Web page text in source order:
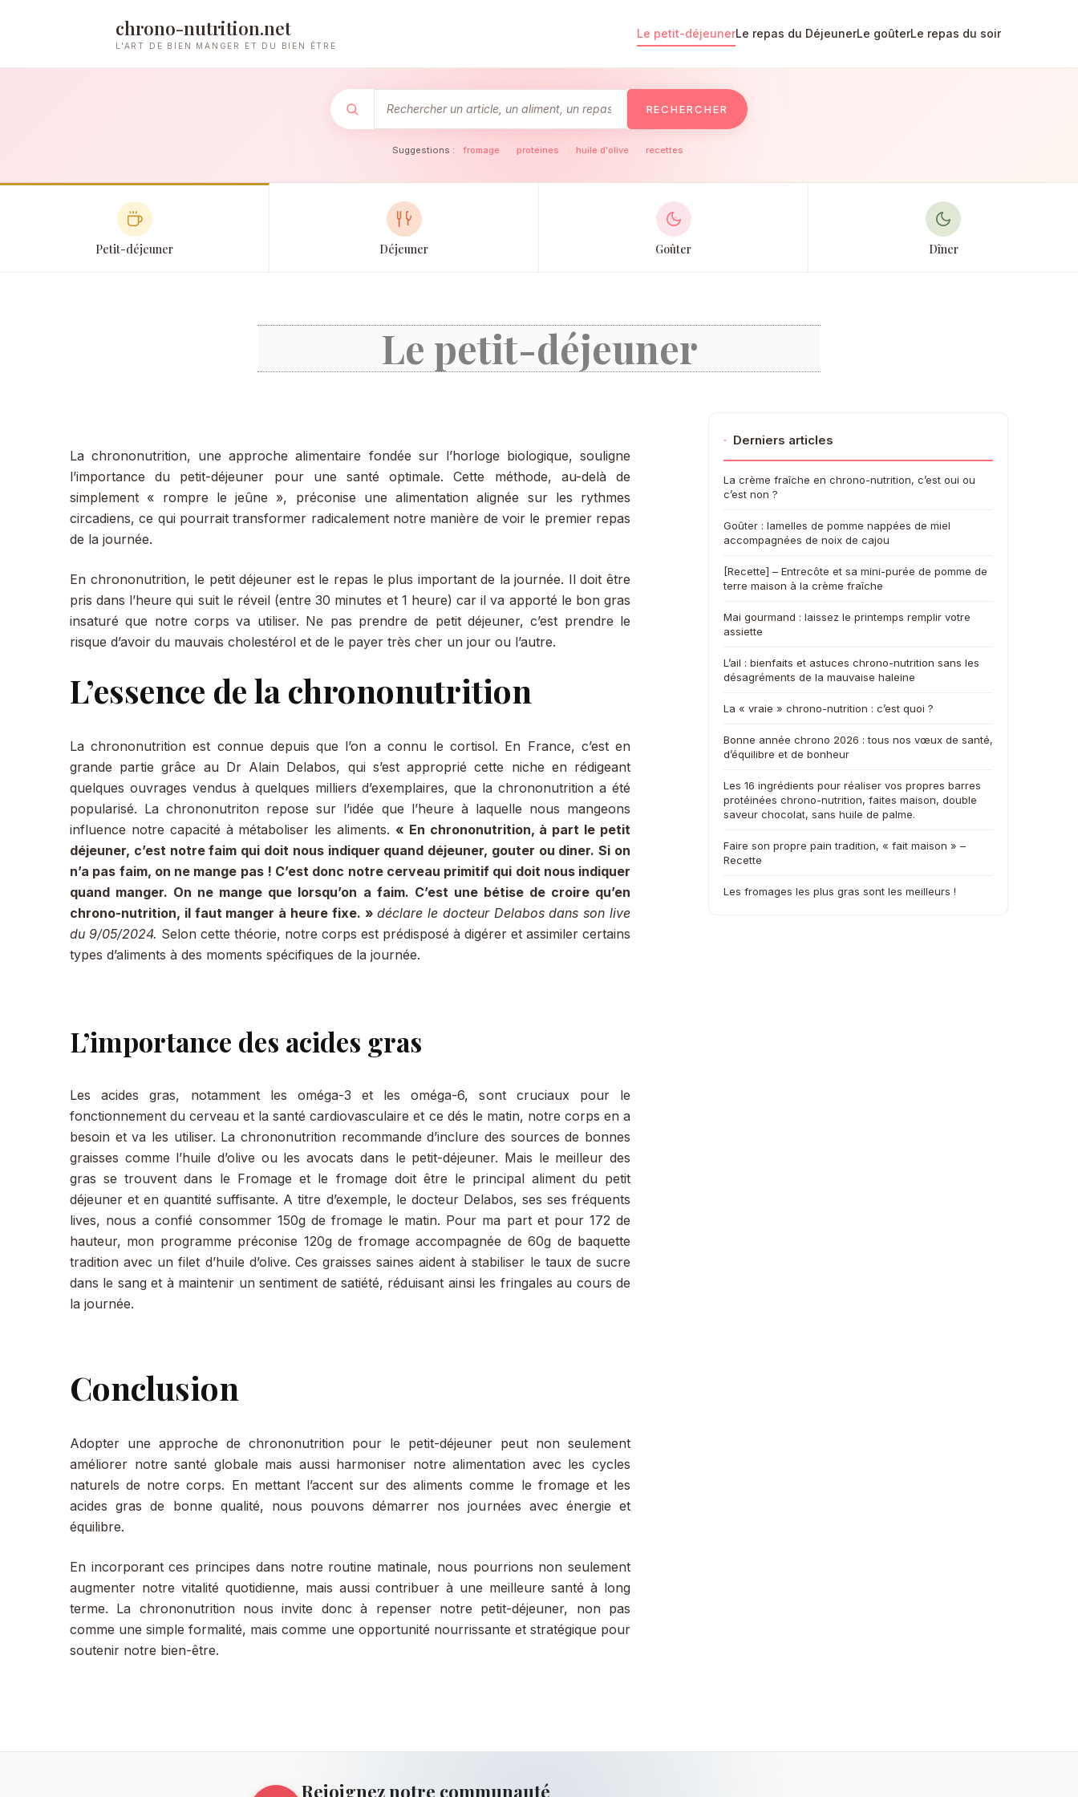
chrono-nutrition.net
L'ART DE BIEN MANGER ET DU BIEN ÊTRE
Le petit-déjeunerLe repas du DéjeunerLe goûterLe repas du soir
RECHERCHER
Suggestions : fromage protéines huile d'olive recettes
Petit-déjeuner Déjeuner Goûter Dîner
Le petit-déjeuner
La chrononutrition, une approche alimentaire fondée sur l’horloge biologique, souligne
l’importance du petit-déjeuner pour une santé optimale. Cette méthode, au-delà de
simplement « rompre le jeûne », préconise une alimentation alignée sur les rythmes
circadiens, ce qui pourrait transformer radicalement notre manière de voir le premier repas
de la journée.
En chrononutrition, le petit déjeuner est le repas le plus important de la journée. Il doit être
pris dans l’heure qui suit le réveil (entre 30 minutes et 1 heure) car il va apporté le bon gras
insaturé que notre corps va utiliser. Ne pas prendre de petit déjeuner, c’est prendre le
risque d’avoir du mauvais cholestérol et de le payer très cher un jour ou l’autre.
L’essence de la chrononutrition
La chrononutrition est connue depuis que l’on a connu le cortisol. En France, c’est en
grande partie grâce au Dr Alain Delabos, qui s’est approprié cette niche en rédigeant
quelques ouvrages vendus à quelques milliers d’exemplaires, que la chrononutrition a été
popularisé. La chrononutriton repose sur l’idée que l’heure à laquelle nous mangeons
influence notre capacité à métaboliser les aliments. « En chrononutrition, à part le petit
déjeuner, c’est notre faim qui doit nous indiquer quand déjeuner, gouter ou diner. Si on
n’a pas faim, on ne mange pas ! C’est donc notre cerveau primitif qui doit nous indiquer
quand manger. On ne mange que lorsqu’on a faim. C’est une bétise de croire qu’en
chrono-nutrition, il faut manger à heure fixe. »déclare le docteur Delabos dans son live
du 9/05/2024. Selon cette théorie, notre corps est prédisposé à digérer et assimiler certains
types d’aliments à des moments spécifiques de la journée.
L’importance des acides gras
Les acides gras, notamment les oméga-3 et les oméga-6, sont cruciaux pour le
fonctionnement du cerveau et la santé cardiovasculaire et ce dés le matin, notre corps en a
besoin et va les utiliser. La chrononutrition recommande d’inclure des sources de bonnes
graisses comme l’huile d’olive ou les avocats dans le petit-déjeuner. Mais le meilleur des
gras se trouvent dans le Fromage et le fromage doit être le principal aliment du petit
déjeuner et en quantité suffisante. A titre d’exemple, le docteur Delabos, ses ses fréquents
lives, nous a confié consommer 150g de fromage le matin. Pour ma part et pour 172 de
hauteur, mon programme préconise 120g de fromage accompagnée de 60g de baquette
tradition avec un filet d’huile d’olive. Ces graisses saines aident à stabiliser le taux de sucre
dans le sang et à maintenir un sentiment de satiété, réduisant ainsi les fringales au cours de
la journée.
Conclusion
Adopter une approche de chrononutrition pour le petit-déjeuner peut non seulement
améliorer notre santé globale mais aussi harmoniser notre alimentation avec les cycles
naturels de notre corps. En mettant l’accent sur des aliments comme le fromage et les
acides gras de bonne qualité, nous pouvons démarrer nos journées avec énergie et
équilibre.
En incorporant ces principes dans notre routine matinale, nous pourrions non seulement
augmenter notre vitalité quotidienne, mais aussi contribuer à une meilleure santé à long
terme. La chrononutrition nous invite donc à repenser notre petit-déjeuner, non pas
comme une simple formalité, mais comme une opportunité nourrissante et stratégique pour
soutenir notre bien-être.
· Derniers articles
La crème fraîche en chrono-nutrition, c’est oui ou
c’est non ?
Goûter : lamelles de pomme nappées de miel
accompagnées de noix de cajou
[Recette] – Entrecôte et sa mini-purée de pomme de
terre maison à la crème fraîche
Mai gourmand : laissez le printemps remplir votre
assiette
L’ail : bienfaits et astuces chrono-nutrition sans les
désagréments de la mauvaise haleine
La « vraie » chrono-nutrition : c’est quoi ?
Bonne année chrono 2026 : tous nos vœux de santé,
d’équilibre et de bonheur
Les 16 ingrédients pour réaliser vos propres barres
protéinées chrono-nutrition, faites maison, double
saveur chocolat, sans huile de palme.
Faire son propre pain tradition, « fait maison » –
Recette
Les fromages les plus gras sont les meilleurs !
Rejoignez notre communauté